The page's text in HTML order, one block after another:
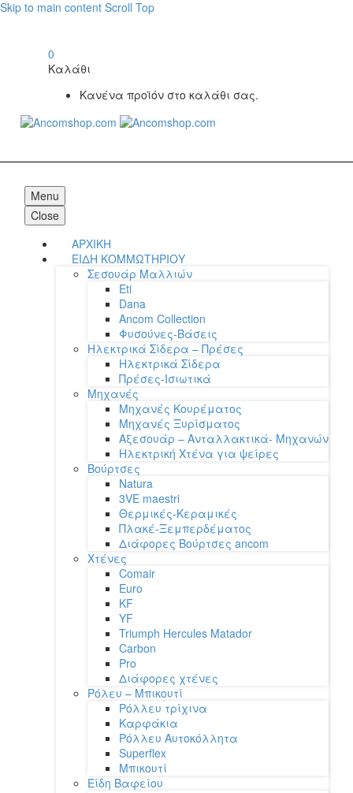
Skip to main content Scroll Top
0
Καλάθι
Κανένα προϊόν στο καλάθι σας.
Menu
Close
ΑΡΧΙΚΗ
ΕΙΔΗ ΚΟΜΜΩΤΗΡΙΟΥ
Σεσουάρ Μαλλιών
Eti
Dana
Ancom Collection
Φυσούνες-Βάσεις
Ηλεκτρικά Σίδερα – Πρέσες
Ηλεκτρικά Σίδερα
Πρέσες-Ισιωτικά
Μηχανές
Μηχανές Κουρέματος
Μηχανές Ξυρίσματος
Αξεσουάρ – Ανταλλακτικά- Μηχανών
Ηλεκτρική Χτένα για ψείρες
Βούρτσες
Natura
3VE maestri
Θερμικές-Κεραμικές
Πλακέ-Ξεμπερδέματος
Διάφορες Βούρτσες ancom
Χτένες
Comair
Euro
KF
YF
Triumph Hercules Matador
Carbon
Pro
Διάφορες χτένες
Ρόλευ – Μπικουτί
Ρόλλευ τρίχινα
Καρφάκια
Ρόλλευ Αυτοκόλλητα
Superflex
Μπικουτί
Είδη Βαφείου